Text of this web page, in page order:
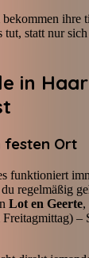
ihre
statt nur
in
festen Ort
funktioniert
regelmäßig
Lot en Geerte,
–